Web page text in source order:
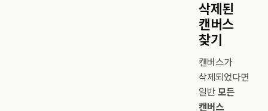
삭제된
캔버스
찾기
캔버스가
삭제되었다면
일반 모든
캔버스